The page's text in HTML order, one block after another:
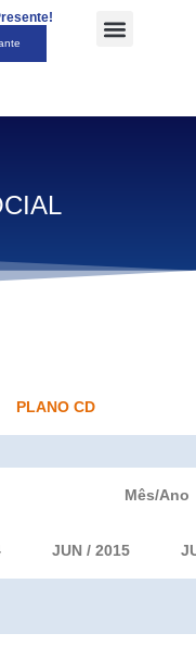
PLANO CD
Mês/Ano
JUN / 2015